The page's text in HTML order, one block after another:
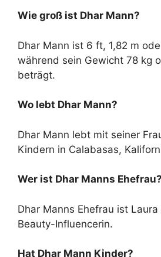
Wie groß ist Dhar Mann?
Dhar Mann ist 6 ft, 1,82 m
während sein Gewicht 78 kg
beträgt.
Wo lebt Dhar Mann?
Dhar Mann lebt mit seiner
Kindern in Calabasas,
Wer ist Dhar Manns Ehefrau?
Dhar Manns Ehefrau ist Laura
Beauty-Influencerin.
Hat Dhar Mann Kinder?